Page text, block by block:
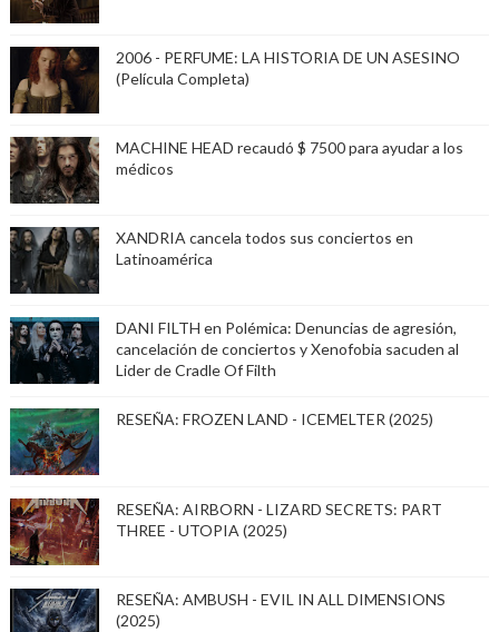
2006 - PERFUME: LA HISTORIA DE UN ASESINO
(Película Completa)
MACHINE HEAD recaudó $ 7500 para ayudar a los
médicos
XANDRIA cancela todos sus conciertos en
Latinoamérica
DANI FILTH en Polémica: Denuncias de agresión,
cancelación de conciertos y Xenofobia sacuden al
Lider de Cradle Of Filth
RESEÑA: FROZEN LAND - ICEMELTER (2025)
RESEÑA: AIRBORN - LIZARD SECRETS: PART
THREE - UTOPIA (2025)
RESEÑA: AMBUSH - EVIL IN ALL DIMENSIONS
(2025)